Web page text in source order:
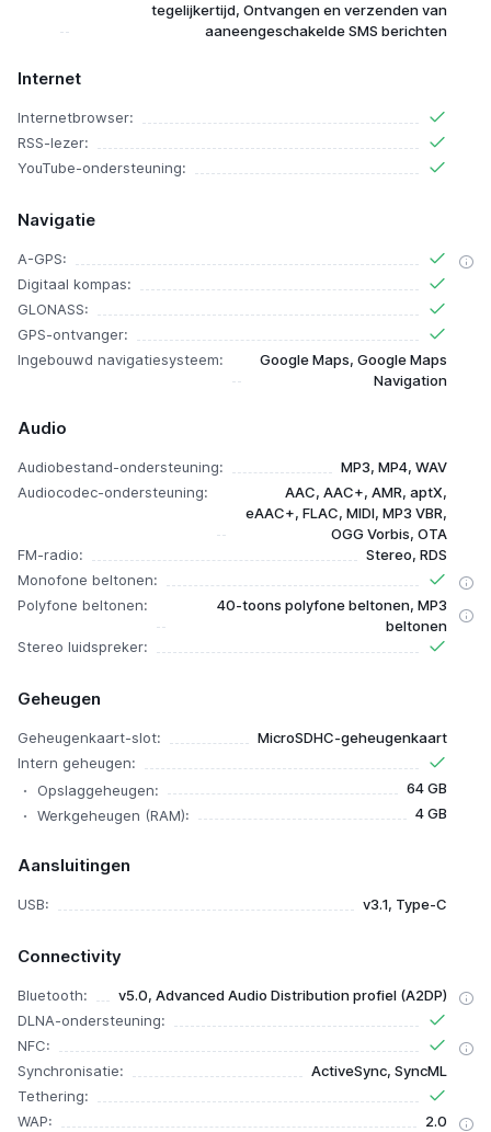
tegelijkertijd, Ontvangen en verzenden van
aaneengeschakelde SMS berichten
Internet
Internetbrowser:
RSS-lezer:
YouTube-ondersteuning:
Navigatie
A-GPS:
Digitaal kompas:
GLONASS:
GPS-ontvanger:
Ingebouwd navigatiesysteem:
Google Maps, Google Maps
Navigation
Audio
Audiobestand-ondersteuning:
MP3, MP4, WAV
Audiocodec-ondersteuning:
AAC, AAC+, AMR, aptX,
eAAC+, FLAC, MIDI, MP3 VBR,
OGG Vorbis, OTA
FM-radio:
Stereo, RDS
Monofone beltonen:
Polyfone beltonen:
40-toons polyfone beltonen, MP3
beltonen
Stereo luidspreker:
Geheugen
Geheugenkaart-slot:
MicroSDHC-geheugenkaart
Intern geheugen:
Opslaggeheugen:
64 GB
Werkgeheugen (RAM):
4 GB
Aansluitingen
USB: v3.1, Type-C
Connectivity
Bluetooth:
v5.0, Advanced Audio Distribution profiel (A2DP)
DLNA-ondersteuning:
NFC:
Synchronisatie:
ActiveSync, SyncML
Tethering:
WAP:
2.0